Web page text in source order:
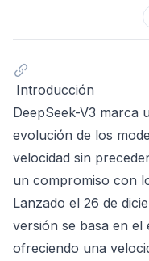
Introducción
DeepSeek-V3 marca
evolución de los
velocidad sin
un compromiso con
Lanzado el 26 de
versión se basa en el
ofreciendo una